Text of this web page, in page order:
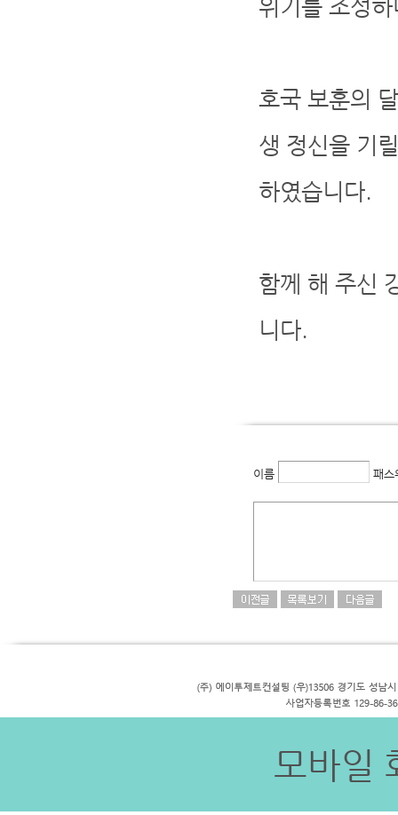
위기를 조성
호국 보훈의
생 정신을 기
하였습니다.
함께 해 주신
니다.
이름 패
모바일